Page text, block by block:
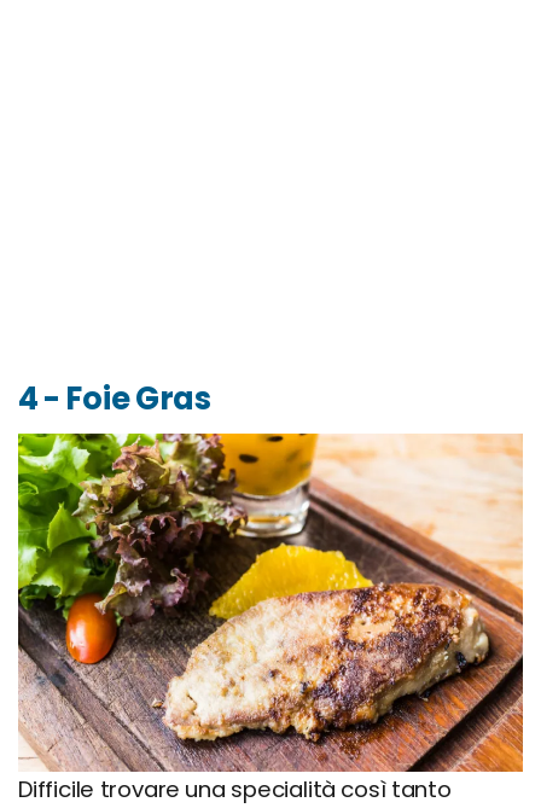
4 - Foie Gras
Difficile trovare una specialità così tanto